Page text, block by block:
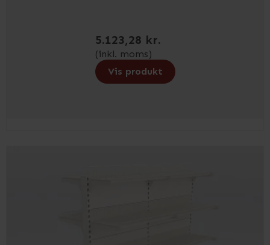
5.123,28 kr.
(inkl. moms)
Vis produkt